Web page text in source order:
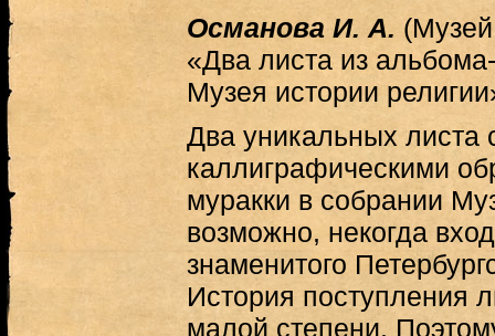
Османова И. А.
«Два листа из
Музея истории
Два уникальных листа
каллиграфическими
муракки в собрании
возможно, некогда
знаменитого
История поступления
малой степени.